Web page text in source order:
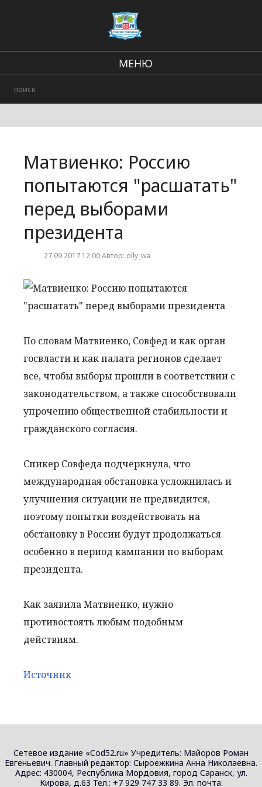
МЕНЮ
Городские события
Матвиенко: Россию
попытаются "расшатать"
перед выборами
президента
27.09.2017 12:00 Автор: olly_wa
По словам Матвиенко, Совфед и как орган
госвласти и как палата регионов сделает
все, чтобы выборы прошли в соответствии с
законодательством, а также способствовали
упрочению общественной стабильности и
гражданского согласия.
Спикер Совфеда подчеркнула, что
международная обстановка усложнилась и
улучшения ситуации не предвидится,
поэтому попытки воздействовать на
обстановку в России будут продолжаться
особенно в период кампании по выборам
президента.
Как заявила Матвиенко, нужно
противостоять любым подобным
действиям.
Источник
Сетевое издание «Cod52.ru» Учредитель: Майоров Роман
Евгеньевич. Главный редактор: Сыроежкина Анна Николаевна.
Адрес: 430004, Республика Мордовия, город Саранск, ул.
Кирова, д.63 Тел.: +7 929 747 33 89. Эл. почта: